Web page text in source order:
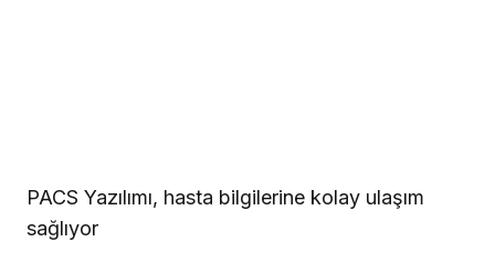
PACS Yazılımı, hasta bilgilerine kolay ulaşım
sağlıyor